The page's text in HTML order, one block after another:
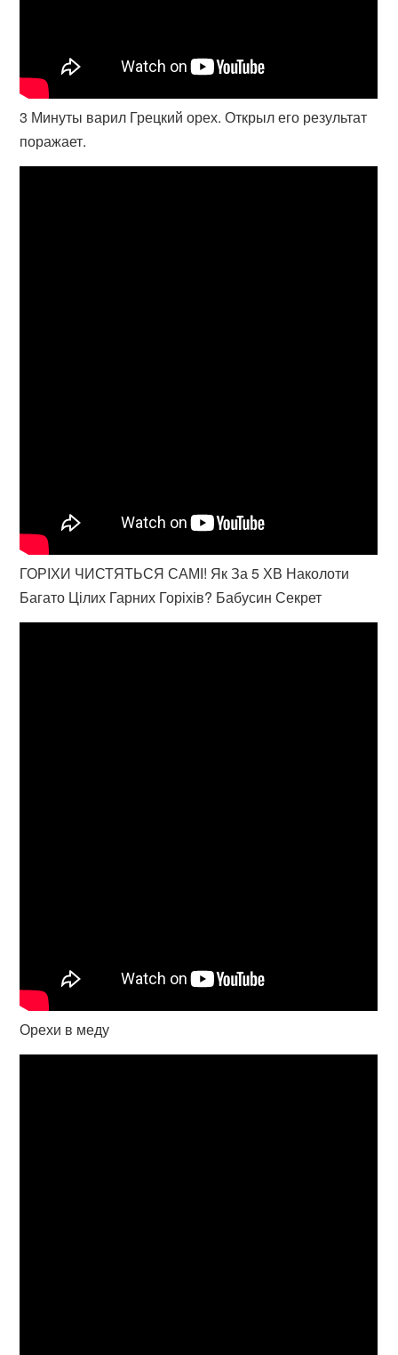
3 Минуты варил Грецкий орех. Открыл его результат
поражает.
ГОРІХИ ЧИСТЯТЬСЯ САМІ! Як За 5 ХВ Наколоти
Багато Цілих Гарних Горіхів? Бабусин Секрет
Орехи в меду